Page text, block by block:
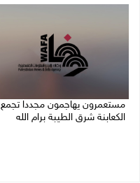
مستعمرون يهاجمون مجددا تجمع
الكعابنة شرق الطيبة برام الله